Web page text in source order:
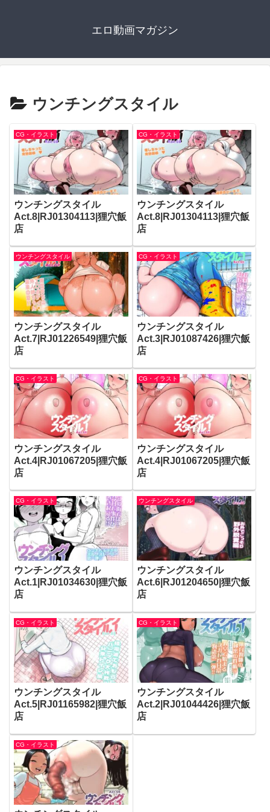
エロ動画マガジン
ウンチングスタイル
CG・イラスト
ウンチングスタイル
Act.8|RJ01304113|狸穴飯
店
CG・イラスト
ウンチングスタイル
Act.8|RJ01304113|狸穴飯
店
ウンチングスタイル
ウンチングスタイル
Act.7|RJ01226549|狸穴飯
店
CG・イラスト
ウンチングスタイル
Act.3|RJ01087426|狸穴飯
店
CG・イラスト
ウンチングスタイル
Act.4|RJ01067205|狸穴飯
店
CG・イラスト
ウンチングスタイル
Act.4|RJ01067205|狸穴飯
店
CG・イラスト
ウンチングスタイル
Act.1|RJ01034630|狸穴飯
店
ウンチングスタイル
ウンチングスタイル
Act.6|RJ01204650|狸穴飯
店
CG・イラスト
ウンチングスタイル
Act.5|RJ01165982|狸穴飯
店
CG・イラスト
ウンチングスタイル
Act.2|RJ01044426|狸穴飯
店
CG・イラスト